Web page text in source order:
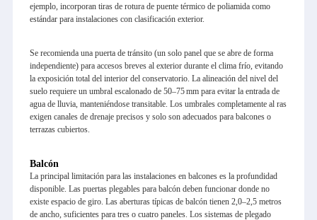
ejemplo, incorporan tiras de rotura de puente térmico de poliamida como
estándar para instalaciones con clasificación exterior.
Se recomienda una puerta de tránsito (un solo panel que se abre de forma
independiente) para accesos breves al exterior durante el clima frío, evitando
la exposición total del interior del conservatorio. La alineación del nivel del
suelo requiere un umbral escalonado de 50–75 mm para evitar la entrada de
agua de lluvia, manteniéndose transitable. Los umbrales completamente al ras
exigen canales de drenaje precisos y solo son adecuados para balcones o
terrazas cubiertos.
Balcón
La principal limitación para las instalaciones en balcones es la profundidad
disponible. Las puertas plegables para balcón deben funcionar donde no
existe espacio de giro. Las aberturas típicas de balcón tienen 2,0–2,5 metros
de ancho, suficientes para tres o cuatro paneles. Los sistemas de plegado